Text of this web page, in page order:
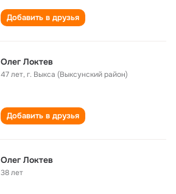
Добавить в друзья
Олег Локтев
47 лет,г. Выкса (Выксунский район)
Добавить в друзья
Олег Локтев
38 лет